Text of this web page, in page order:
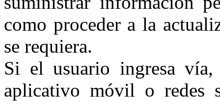
como proceder a la
se requiera.
Si el usuario ingresa vía,
aplicativo móvil o redes